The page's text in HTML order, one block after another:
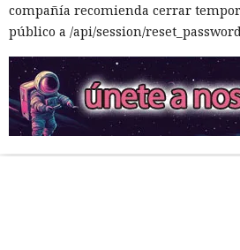
compañía recomienda cerrar
público a /api/session/